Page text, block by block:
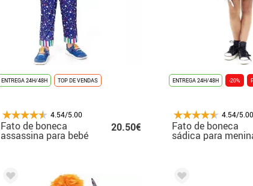
ENTREGA 24H/48H TOP DE VENDAS
4.54/5.00
Fato de boneca
assassina para bebé
20.50€
ENTREGA 24H/48H -20%
4.54/5.00
Fato de boneca
sádica para